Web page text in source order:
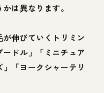
は異なります。
伸びていくトリミン
ドル」「ミニチュア
「ヨークシャーテリ